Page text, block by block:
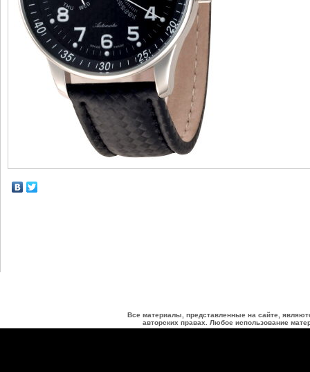
Все материалы, представленные на сайте,
авторских правах. Любое использование